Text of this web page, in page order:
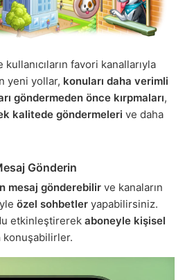
favori kanallarıyla
yeni yollar, konuları daha verimli
göndermeden önce kırpmaları,
kalitede göndermeleri ve daha
Gönderin
mesaj gönderebilir ve kanaların
özel sohbetler yapabilirsiniz.
etkinleştirerek aboneyle kişisel
konuşabilirler.